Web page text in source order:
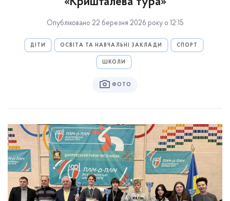
Опубліковано 22 березня 2026 року о 12:15
ДІТИ ОСВІТА ТА НАВЧАЛЬНІ ЗАКЛАДИ СПОРТ
ШКОЛИ
ФОТО